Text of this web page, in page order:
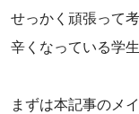
せっかく頑張って
辛くなっている学
まずは本記事のメ